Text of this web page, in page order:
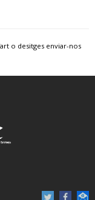
o desitges enviar-nos